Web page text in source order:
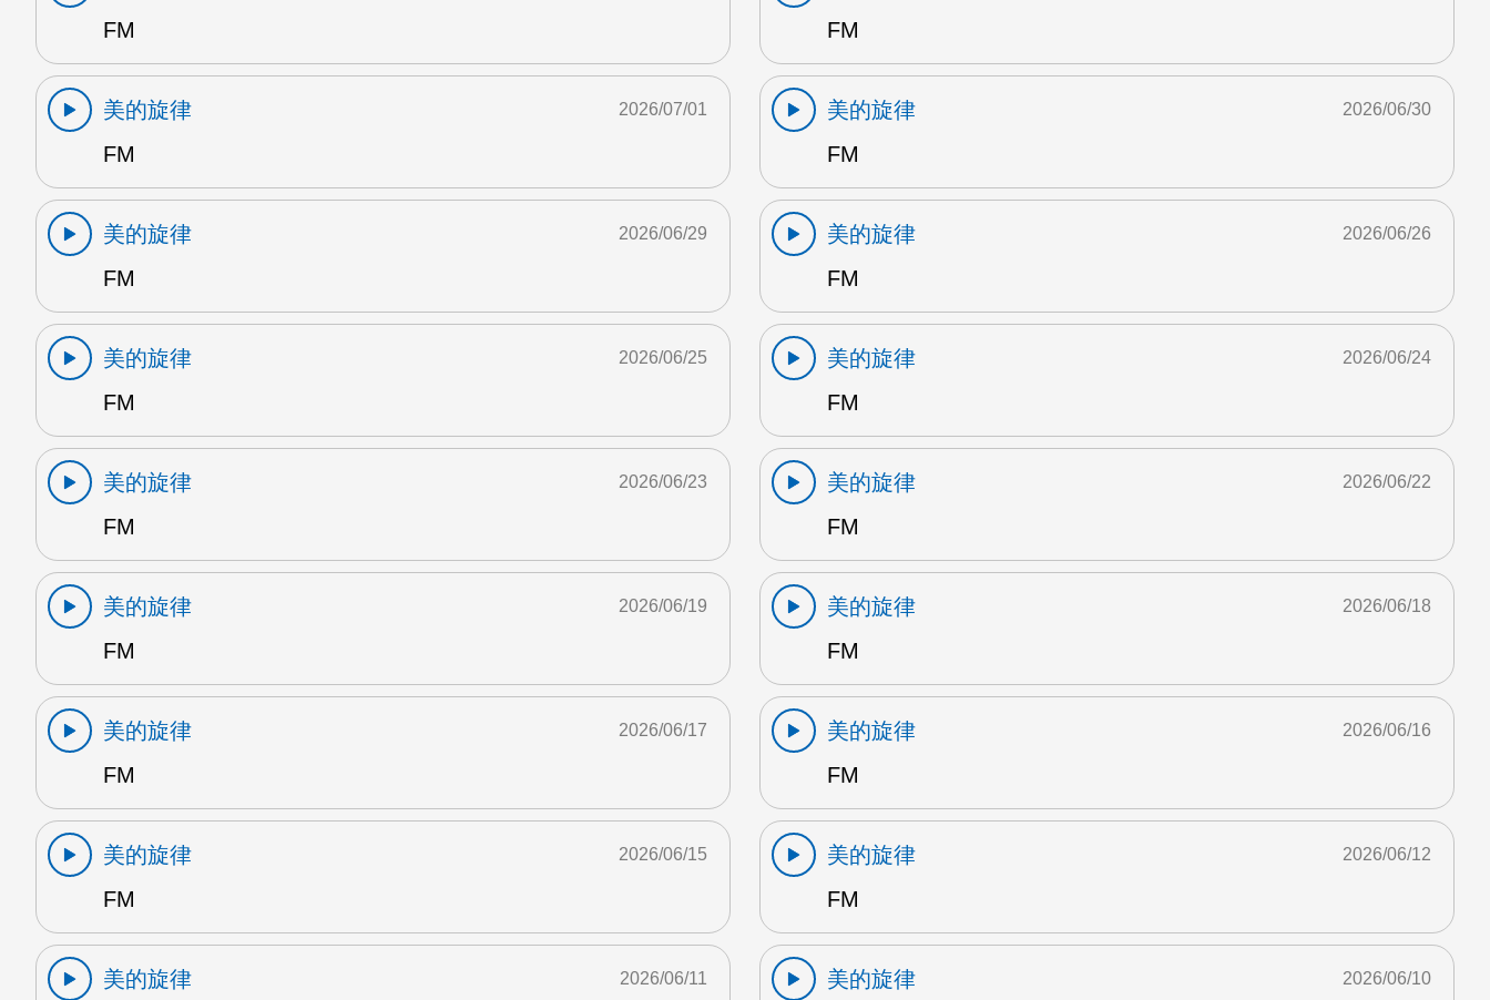
FM
FM
美的旋律
FM
2026/07/01
美的旋律
FM
2026/06/30
美的旋律
FM
2026/06/29
美的旋律
FM
2026/06/26
美的旋律
FM
2026/06/25
美的旋律
FM
2026/06/24
美的旋律
FM
2026/06/23
美的旋律
FM
2026/06/22
美的旋律
FM
2026/06/19
美的旋律
FM
2026/06/18
美的旋律
FM
2026/06/17
美的旋律
FM
2026/06/16
美的旋律
FM
2026/06/15
美的旋律
FM
2026/06/12
美的旋律 2026/06/11 美的旋律 2026/06/10